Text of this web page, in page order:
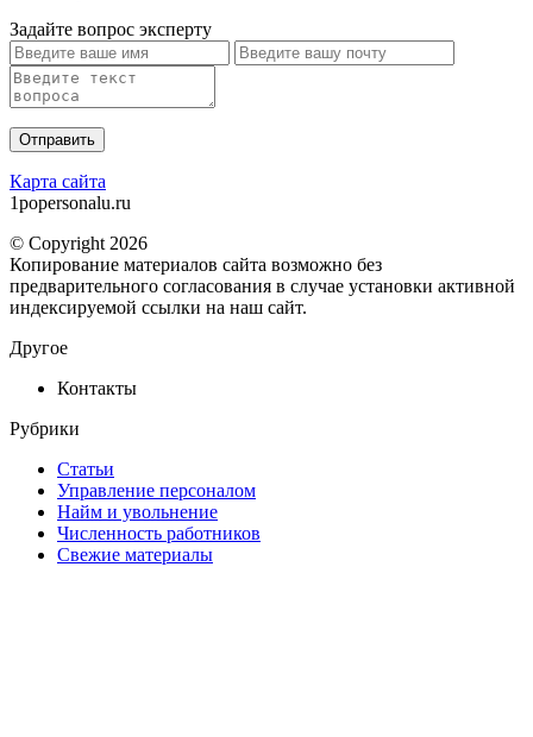
Задайте вопрос эксперту
Карта сайта
1popersonalu.ru
© Copyright 2026
Копирование материалов сайта возможно без
предварительного согласования в случае установки активной
индексируемой ссылки на наш сайт.
Другое
Контакты
Рубрики
Статьи
Управление персоналом
Найм и увольнение
Численность работников
Свежие материалы